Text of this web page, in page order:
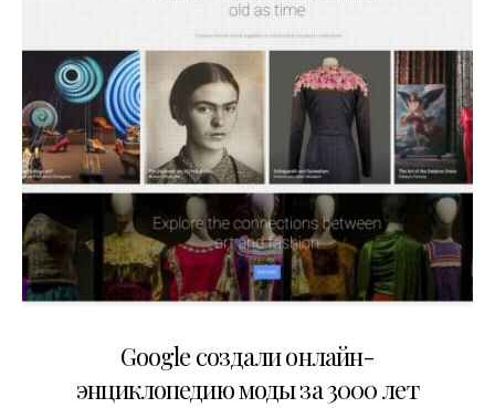
Google создали онлайн-
энциклопедию моды за 3000 лет